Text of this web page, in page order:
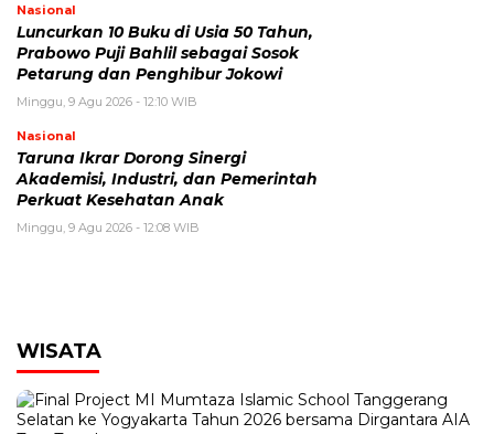
Nasional
Luncurkan 10 Buku di Usia 50 Tahun,
Prabowo Puji Bahlil sebagai Sosok
Petarung dan Penghibur Jokowi
Minggu, 9 Agu 2026 - 12:10 WIB
Nasional
Taruna Ikrar Dorong Sinergi
Akademisi, Industri, dan Pemerintah
Perkuat Kesehatan Anak
Minggu, 9 Agu 2026 - 12:08 WIB
WISATA